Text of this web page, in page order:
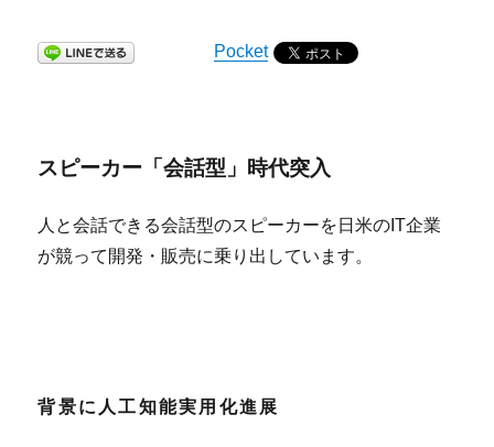
Pocket
スピーカー「会話型」時代突入
人と会話できる会話型のスピーカーを日米のIT企業
が競って開発・販売に乗り出しています。
背景に人工知能実用化進展